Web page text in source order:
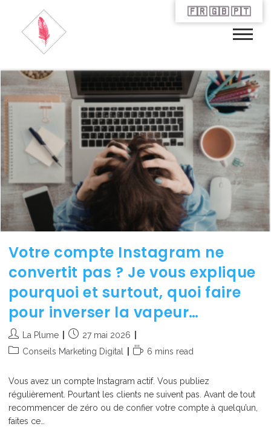
Votre compte Instagram ne
convertit pas ? Je vous explique
pourquoi et surtout, quoi faire
pour inverser la vapeur…
La Plume
27 mai 2026
Conseils Marketing Digital
6 mins read
Vous avez un compte Instagram actif. Vous publiez
régulièrement. Pourtant les clients ne suivent pas. Avant de tout
recommencer de zéro ou de confier votre compte à quelqu’un,
faites ce…
🇫🇷 🇬🇧 🇵🇹